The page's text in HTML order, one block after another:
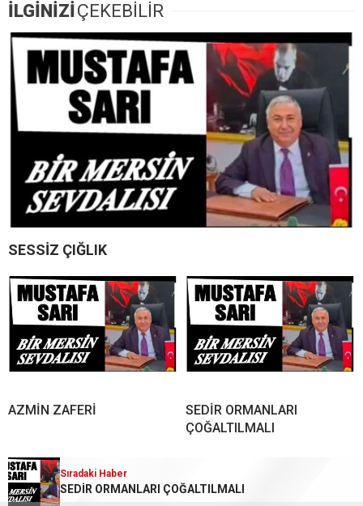
İLGİNİZİ ÇEKEBİLİR
SESSİZ ÇIĞLIK
AZMİN ZAFERİ
SEDİR ORMANLARI
ÇOĞALTILMALI
Sıradaki Haber
SEDİR ORMANLARI ÇOĞALTILMALI